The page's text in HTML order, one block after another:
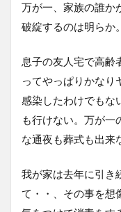
万が一、家族の誰か
破綻するのは明らか。
息子の友人宅で高齢
ってやっぱりかなり
感染したわけでもな
も行けない。万が一
な通夜も葬式も出来
我が家は去年に引き
て・・、その事を想